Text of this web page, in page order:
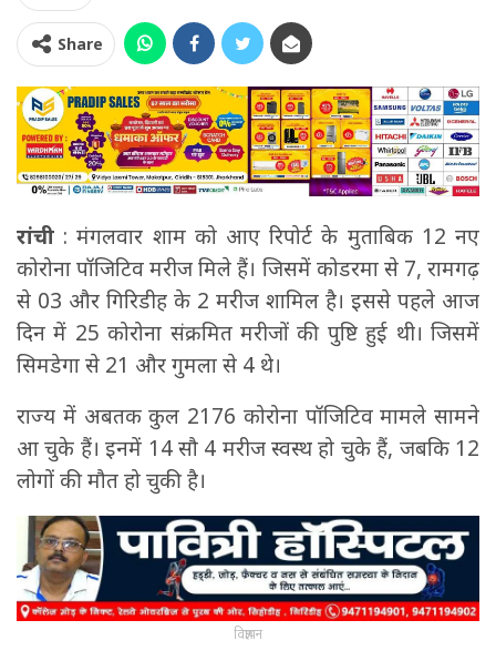
Share
रांची : मंगलवार शाम को आए रिपोर्ट के मुताबिक 12 नए
कोरोना पॉजिटिव मरीज मिले हैं। जिसमें कोडरमा से 7, रामगढ़
से 03 और गिरिडीह के 2 मरीज शामिल है। इससे पहले आज
दिन में 25 कोरोना संक्रमित मरीजों की पुष्टि हुई थी। जिसमें
सिमडेगा से 21 और गुमला से 4 थे।
राज्य में अबतक कुल 2176 कोरोना पॉजिटिव मामले सामने
आ चुके हैं। इनमें 14 सौ 4 मरीज स्वस्थ हो चुके हैं, जबकि 12
लोगों की मौत हो चुकी है।
विज्ञापन